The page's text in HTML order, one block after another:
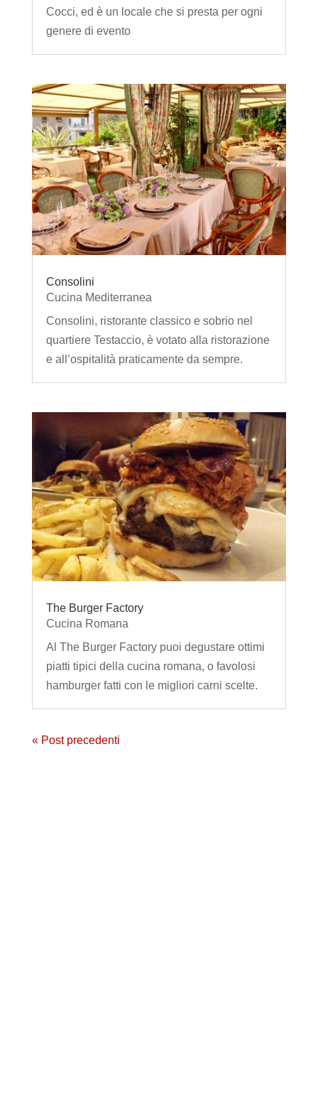
Cocci, ed è un locale che si presta per ogni
genere di evento
Consolini
Cucina Mediterranea
Consolini, ristorante classico e sobrio nel
quartiere Testaccio, è votato alla ristorazione
e all’ospitalità praticamente da sempre.
The Burger Factory
Cucina Romana
Al The Burger Factory puoi degustare ottimi
piatti tipici della cucina romana, o favolosi
hamburger fatti con le migliori carni scelte.
« Post precedenti